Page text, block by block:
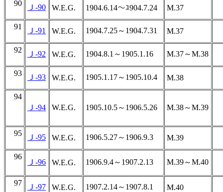
90 Ｊ-90 W.E.G. 1904.6.14～ﾕ904.7.24 M.37
91 Ｊ-91 W.E.G. 1904.7.25～1904.7.31 M.37
92 Ｊ-92 W.E.G. 1904.8.1～1905.1.16 M.37～M.38
93 Ｊ-93 W.E.G. 1905.1.17～1905.10.4 M.38
94
Ｊ-94
W.E.G. 1905.10.5～1906.5.26 M.38～M.39
95 Ｊ-95 W.E.G. 1906.5.27～1906.9.3 M.39
96
Ｊ-96 W.E.G. 1906.9.4～1907.2.13 M.39～M.40
97 Ｊ-97 W.E.G. 1907.2.14～1907.8.1 M.40